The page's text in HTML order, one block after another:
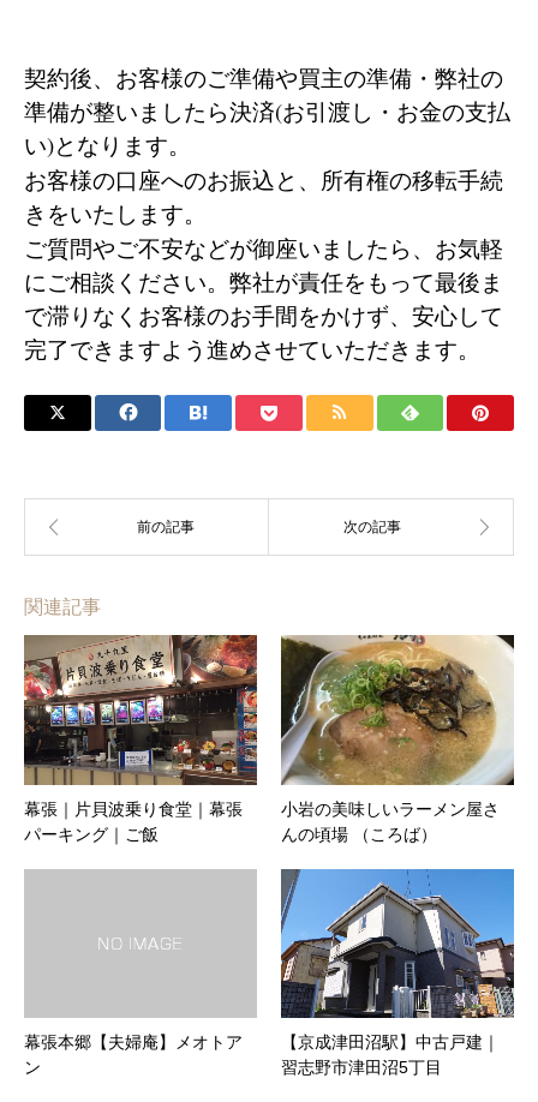
契約後、お客様のご準備や買主の準備・弊社の
準備が整いましたら決済(お引渡し・お金の支払
い)となります。
お客様の口座へのお振込と、所有権の移転手続
きをいたします。
ご質問やご不安などが御座いましたら、お気軽
にご相談ください。弊社が責任をもって最後ま
で滞りなくお客様のお手間をかけず、安心して
完了できますよう進めさせていただきます。
関連記事
幕張｜片貝波乗り食堂｜幕張
パーキング｜ご飯
小岩の美味しいラーメン屋さ
んの頃場 （ころば）
幕張本郷【夫婦庵】メオトア
ン
【京成津田沼駅】中古戸建｜
習志野市津田沼5丁目